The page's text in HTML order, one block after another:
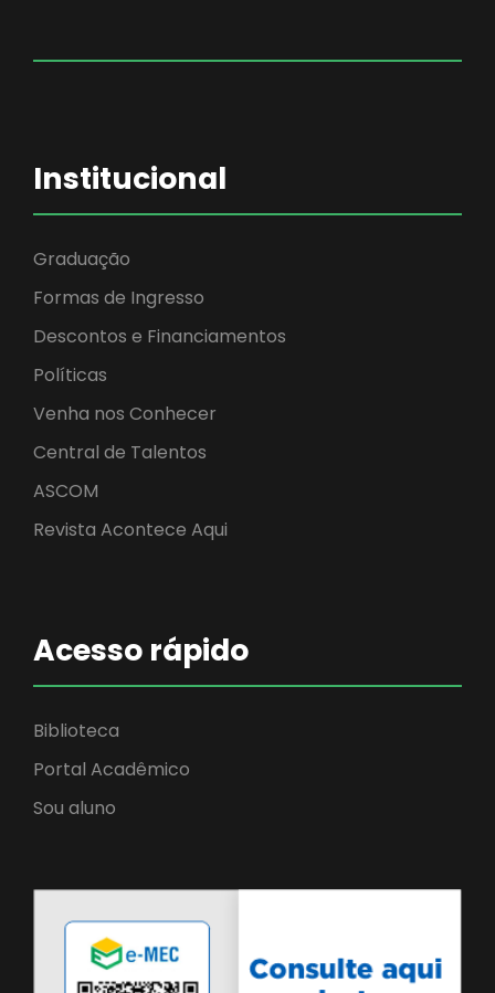
Institucional
Graduação
Formas de Ingresso
Descontos e Financiamentos
Políticas
Venha nos Conhecer
Central de Talentos
ASCOM
Revista Acontece Aqui
Acesso rápido
Biblioteca
Portal Acadêmico
Sou aluno